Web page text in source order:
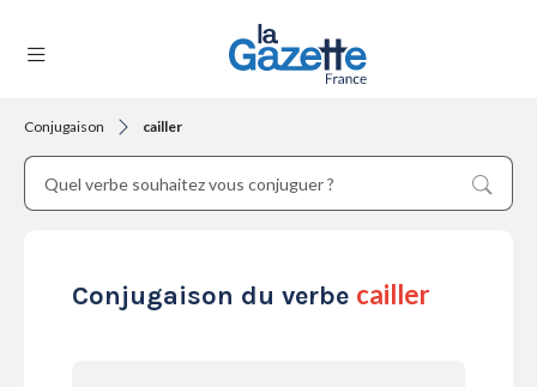
THÉMATIQUES
Conjugaison cailler
Conjugaison du verbe cailler